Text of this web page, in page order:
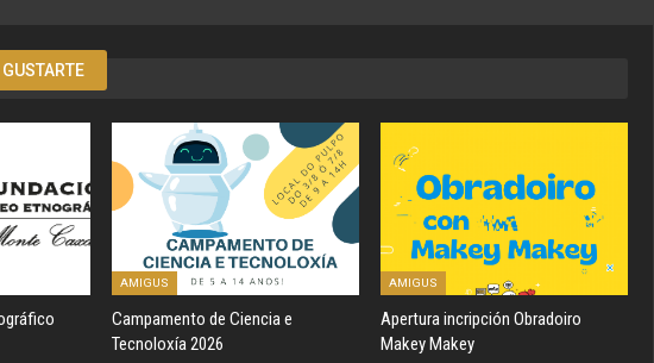
AMIGUS
Campamento de Ciencia e
Tecnoloxía 2026
AMIGUS
Apertura incripción Obradoiro
Makey Makey